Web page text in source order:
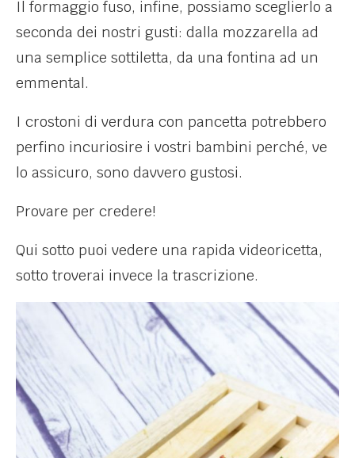
Il formaggio fuso, infine, possiamo sceglierlo a
seconda dei nostri gusti: dalla mozzarella ad
una semplice sottiletta, da una fontina ad un
emmental.
I crostoni di verdura con pancetta potrebbero
perfino incuriosire i vostri bambini perché, ve
lo assicuro, sono davvero gustosi.
Provare per credere!
Qui sotto puoi vedere una rapida videoricetta,
sotto troverai invece la trascrizione.